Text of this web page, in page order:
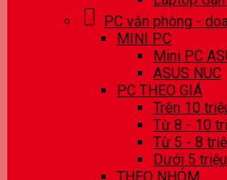
PC văn phòng -
MINI PC
Mini PC
ASUS NUC
PC THEO GIÁ
Trên 10
Từ 8 - 10
Từ 5 - 8
Dưới 5 triệu